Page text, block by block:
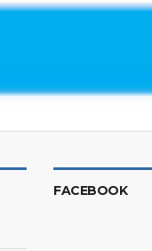
FACEBOOK